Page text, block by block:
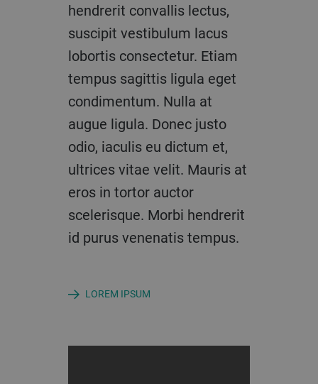
hendrerit convallis lectus,
suscipit vestibulum lacus
lobortis consectetur. Etiam
tempus sagittis ligula eget
condimentum. Nulla at
augue ligula. Donec justo
odio, iaculis eu dictum et,
ultrices vitae velit. Mauris at
eros in tortor auctor
scelerisque. Morbi hendrerit
id purus venenatis tempus.
LOREM IPSUM
hendrerit convallis lectus,
suscipit vestibulum lacus
lobortis consectetur. Etiam
tempus sagittis ligula eget
condimentum. Nulla at
augue ligula. Donec justo
odio, iaculis eu dictum et,
ultrices vitae velit. Mauris at
eros in tortor auctor
scelerisque. Morbi hendrerit
id purus venenatis tempus.
LOREM IPSUM
hendrerit convallis lectus,
suscipit vestibulum lacus
lobortis consectetur. Etiam
tempus sagittis ligula eget
condimentum. Nulla at
augue ligula. Donec justo
odio, iaculis eu dictum et,
ultrices vitae velit. Mauris at
eros in tortor auctor
scelerisque. Morbi hendrerit
id purus venenatis tempus.
LOREM IPSUM